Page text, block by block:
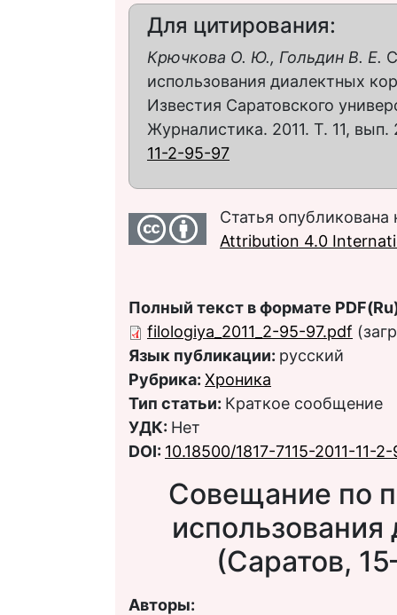
Для цитирования:
Крючкова О. Ю., Гольдин В. Е.
использования диалектных
Известия Саратовского
Журналистика. 2011. Т. 11,
11-2-95-97
Статья
Attribution 4.0
Полный текст в формате
filologiya_2011_2-95-97.pdf
Язык публикации: русский
Рубрика: Хроника
Тип статьи: Краткое сообщение
УДК: Нет
DOI: 10.18500/1817-7115-2011-11-
Совещание по
(Саратов,
Авторы: